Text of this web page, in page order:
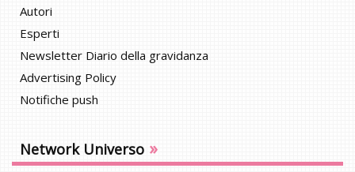
Autori
Esperti
Newsletter Diario della gravidanza
Advertising Policy
Notifiche push
Network Universo »